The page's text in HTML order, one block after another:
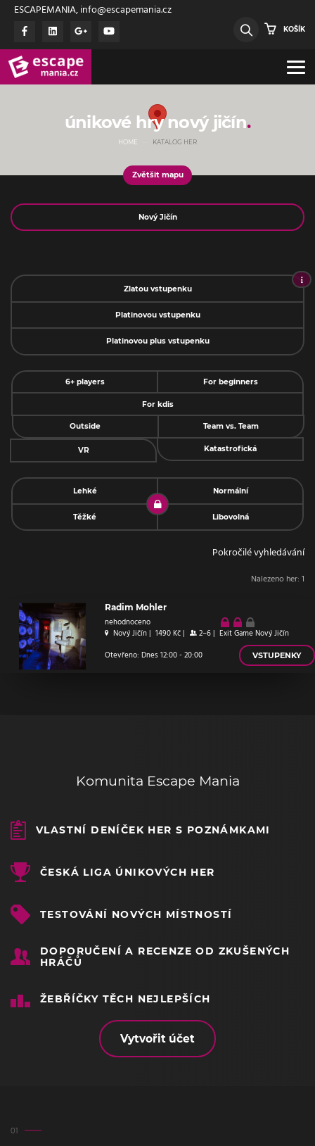
ESCAPEMANIA, info@escapemania.cz
KOŠÍK
Zvětšit mapu
únikové hry nový jičín
HOME KATALOG HER
Jméno
Zlatou vstupenku
Platinovou vstupenku
Platinovou plus vstupenku
6+ players For beginners
For kdis
Outside Team vs. Team
VR Katastrofická
Lehké Normální
Těžké Libovolná
Pokročilé vyhledávání
Nalezeno her: 1
Radim Mohler
nehodnoceno
Nový Jičín| 1490 Kč| 2–6| Exit Game Nový Jičín
Otevřeno: Dnes 12:00 - 20:00
VSTUPENKY
Komunita Escape Mania
VLASTNÍ DENÍČEK HER S POZNÁMKAMI
ČESKÁ LIGA ÚNIKOVÝCH HER
TESTOVÁNÍ NOVÝCH MÍSTNOSTÍ
DOPORUČENÍ A RECENZE OD ZKUŠENÝCH
HRÁČŮ
ŽEBŘÍČKY TĚCH NEJLEPŠÍCH
Vytvořit účet